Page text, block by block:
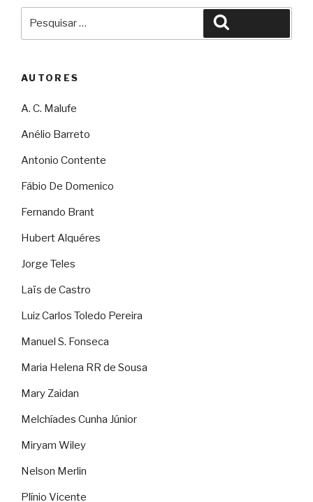
AUTORES
A. C. Malufe
Anélio Barreto
Antonio Contente
Fábio De Domenico
Fernando Brant
Hubert Alquéres
Jorge Teles
Laïs de Castro
Luiz Carlos Toledo Pereira
Manuel S. Fonseca
Maria Helena RR de Sousa
Mary Zaidan
Melchíades Cunha Júnior
Miryam Wiley
Nelson Merlin
Plínio Vicente